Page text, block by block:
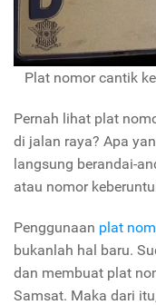
Plat nomor cantik
Pernah lihat plat
di jalan raya? Apa
langsung berandai-
atau nomor
Penggunaan plat
bukanlah hal baru.
dan membuat plat
Samsat. Maka dari